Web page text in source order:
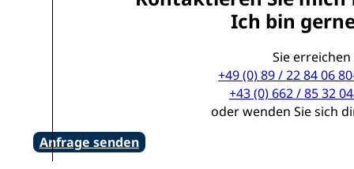
Ich bin
Sie
+49 (0) 89 / 22 84 06
+43 (0) 662 / 85 32
oder wenden Sie sich
Anfrage senden